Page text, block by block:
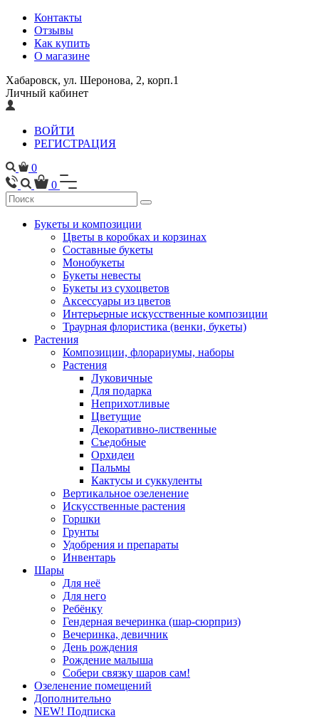
Контакты
Отзывы
Как купить
О магазине
Хабаровск, ул. Шеронова, 2, корп.1
Личный кабинет
ВОЙТИ
РЕГИСТРАЦИЯ
0
0
Букеты и композиции
Цветы в коробках и корзинах
Составные букеты
Монобукеты
Букеты невесты
Букеты из сухоцветов
Аксессуары из цветов
Интерьерные искусственные композиции
Траурная флористика (венки, букеты)
Растения
Композиции, флорариумы, наборы
Растения
Луковичные
Для подарка
Неприхотливые
Цветущие
Декоративно-лиственные
Съедобные
Орхидеи
Пальмы
Кактусы и суккуленты
Вертикальное озеленение
Искусственные растения
Горшки
Грунты
Удобрения и препараты
Инвентарь
Шары
Для неё
Для него
Ребёнку
Гендерная вечеринка (шар-сюрприз)
Вечеринка, девичник
День рождения
Рождение малыша
Собери связку шаров сам!
Озеленение помещений
Дополнительно
NEW! Подписка